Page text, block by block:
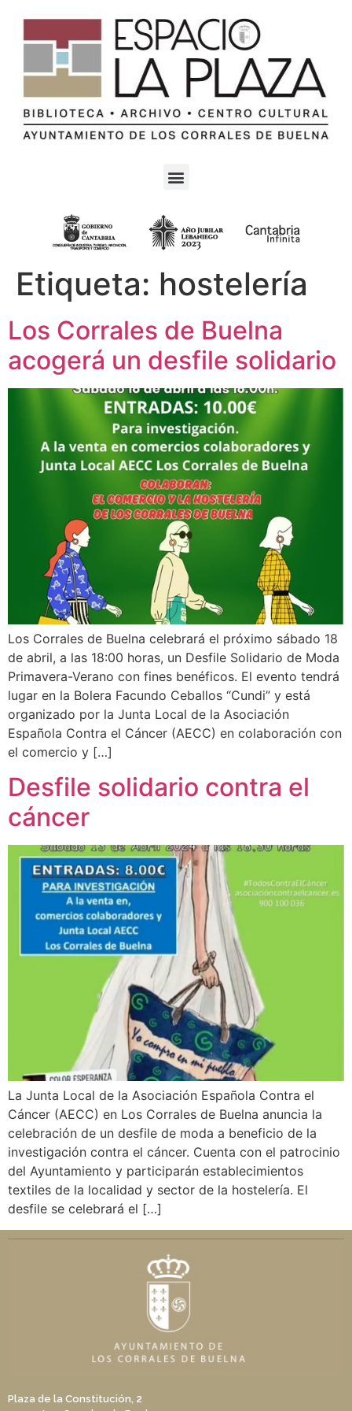
Etiqueta: hostelería
Los Corrales de Buelna
acogerá un desfile solidario
Los Corrales de Buelna celebrará el próximo sábado 18
de abril, a las 18:00 horas, un Desfile Solidario de Moda
Primavera-Verano con fines benéficos. El evento tendrá
lugar en la Bolera Facundo Ceballos “Cundi” y está
organizado por la Junta Local de la Asociación
Española Contra el Cáncer (AECC) en colaboración con
el comercio y […]
Desfile solidario contra el
cáncer
La Junta Local de la Asociación Española Contra el
Cáncer (AECC) en Los Corrales de Buelna anuncia la
celebración de un desfile de moda a beneficio de la
investigación contra el cáncer. Cuenta con el patrocinio
del Ayuntamiento y participarán establecimientos
textiles de la localidad y sector de la hostelería. El
desfile se celebrará el […]
Plaza de la Constitución, 2